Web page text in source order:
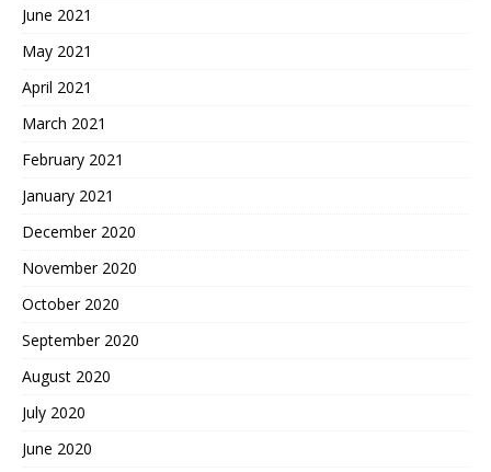
June 2021
May 2021
April 2021
March 2021
February 2021
January 2021
December 2020
November 2020
October 2020
September 2020
August 2020
July 2020
June 2020